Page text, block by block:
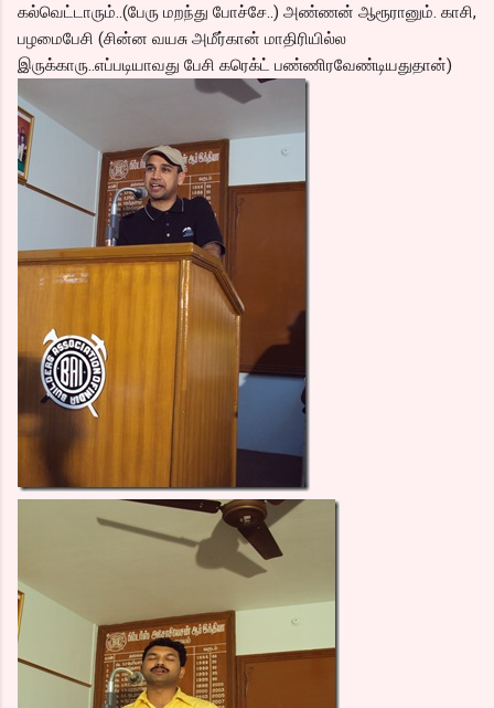
கல்வெட்டாரும்..(பேரு மறந்து போச்சே..) அண்ணன் ஆரூரானும். காசி,
பழமைபேசி (சின்ன வயசு அமீர்கான் மாதிரியில்ல
இருக்காரு..எப்படியாவது பேசி கரெக்ட் பண்ணிரவேண்டியதுதான்)